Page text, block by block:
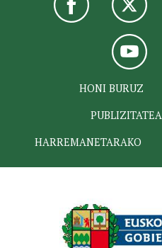
HONI BURUZ
PUBLIZITATEA
HARREMANETARAKO